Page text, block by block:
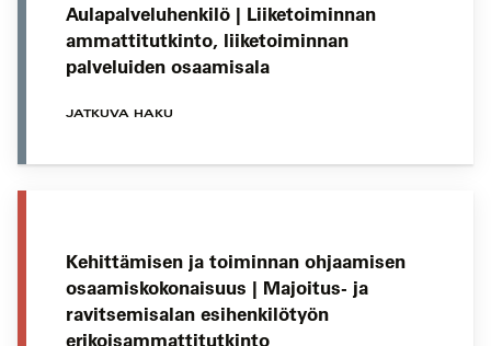
Aulapalveluhenkilö | Liiketoiminnan
ammattitutkinto, liiketoiminnan
palveluiden osaamisala
JATKUVA HAKU
Kehittämisen ja toiminnan ohjaamisen
osaamiskokonaisuus | Majoitus- ja
ravitsemisalan esihenkilötyön
erikoisammattitutkinto